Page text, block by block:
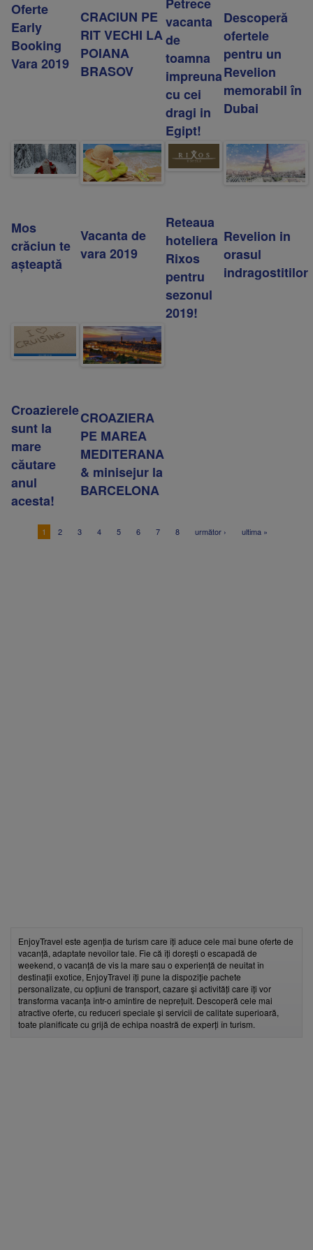
Oferte
Early
Booking
Vara 2019
CRACIUN PE
RIT VECHI LA
POIANA
BRASOV
Petrece
vacanta
de
toamna
impreuna
cu cei
dragi in
Egipt!
Descoperă
ofertele
pentru un
Revelion
memorabil în
Dubai
Mos
crăciun te
așteaptă
Vacanta de
vara 2019
Reteaua
hoteliera
Rixos
pentru
sezonul
2019!
Revelion in
orasul
indragostitilor
Croazierele
sunt la
mare
căutare
anul
acesta!
CROAZIERA
PE MAREA
MEDITERANA
& minisejur la
BARCELONA
1 2 3 4 5 6 7 8 următor › ultima »
EnjoyTravel este agenția de turism care îți aduce cele mai bune oferte de
vacanță, adaptate nevoilor tale. Fie că îți dorești o escapadă de
weekend, o vacanță de vis la mare sau o experiență de neuitat în
destinații exotice, EnjoyTravel îți pune la dispoziție pachete
personalizate, cu opțiuni de transport, cazare și activități care îți vor
transforma vacanța într-o amintire de neprețuit. Descoperă cele mai
atractive oferte, cu reduceri speciale și servicii de calitate superioară,
toate planificate cu grijă de echipa noastră de experți în turism.